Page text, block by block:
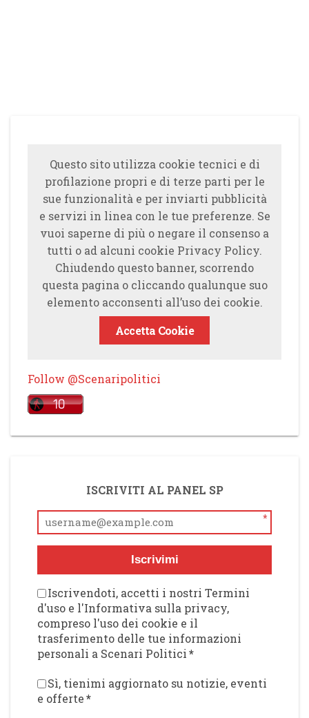
Questo sito utilizza cookie tecnici e di
profilazione propri e di terze parti per le
sue funzionalità e per inviarti pubblicità
e servizi in linea con le tue preferenze. Se
vuoi saperne di più o negare il consenso a
tutti o ad alcuni cookie Privacy Policy.
Chiudendo questo banner, scorrendo
questa pagina o cliccando qualunque suo
elemento acconsenti all’uso dei cookie.
Accetta Cookie
Follow @Scenaripolitici
ISCRIVITI AL PANEL SP
*
Iscrivimi
Iscrivendoti, accetti i nostri Termini
d'uso e l'Informativa sulla privacy,
compreso l'uso dei cookie e il
trasferimento delle tue informazioni
personali a Scenari Politici*
Sì, tienimi aggiornato su notizie, eventi
e offerte*